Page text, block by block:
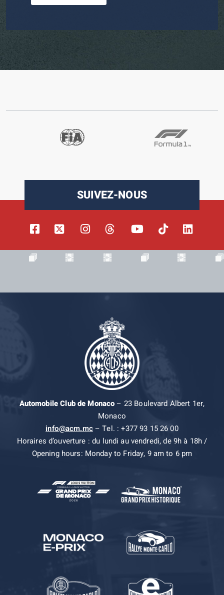
SUIVEZ-NOUS
Automobile Club de Monaco– 23 Boulevard Albert 1er,
Monaco
info@acm.mc– Tel. : +377 93 15 26 00
Horaires d’ouverture : du lundi au vendredi, de 9h à 18h /
Opening hours: Monday to Friday, 9 am to 6 pm